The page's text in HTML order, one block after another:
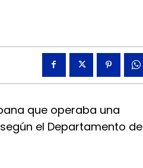
que operaba una
el Departamento de